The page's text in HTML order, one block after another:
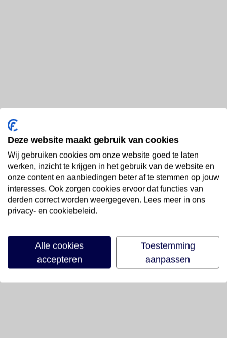
Deze website maakt gebruik van cookies
Wij gebruiken cookies om onze website goed te laten
werken, inzicht te krijgen in het gebruik van de website en
onze content en aanbiedingen beter af te stemmen op jouw
interesses. Ook zorgen cookies ervoor dat functies van
derden correct worden weergegeven. Lees meer in ons
privacy- en cookiebeleid.
Alle cookies
accepteren
Toestemming
aanpassen